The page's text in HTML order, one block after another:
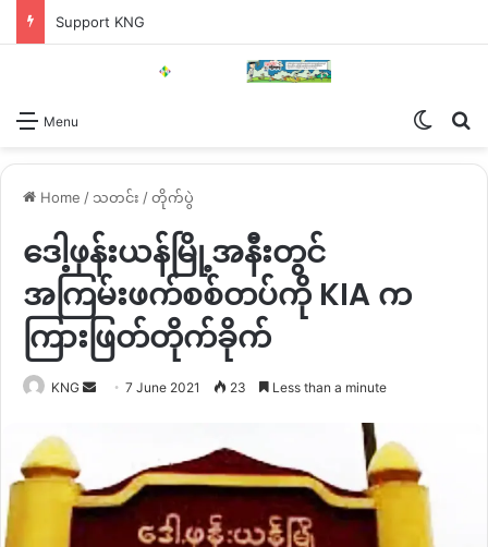
Support KNG
Menu
Home / သတင်း /တိုက်ပွဲ
ဒေါ့ဖုန်းယန်မြို့အနီးတွင်
အကြမ်းဖက်စစ်တပ်ကို KIA က
ကြားဖြတ်တိုက်ခိုက်
KNG
Send7 June 2021 23 Less than a minute